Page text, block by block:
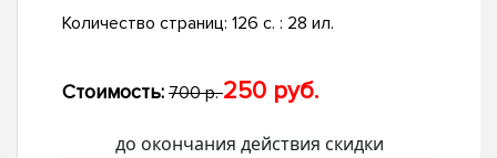
Количество страниц: 126 с. : 28 ил.
Стоимость: 700 р.250 руб.
до окончания действия скидки